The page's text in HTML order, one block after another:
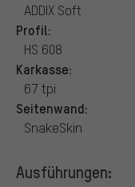
ADDIX Soft
Profil:
HS 608
Karkasse:
67 tpi
Seitenwand:
SnakeSkin
Ausführungen: